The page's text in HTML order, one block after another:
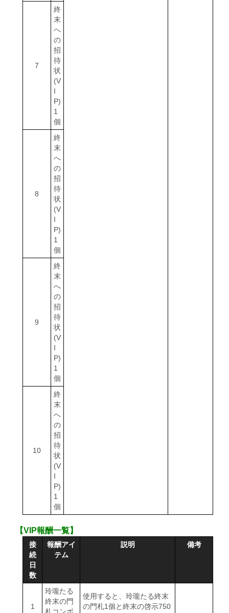
7
終
末
へ
の
招
待
状
(V
I
P)
1
個
8
終
末
へ
の
招
待
状
(V
I
P)
1
個
9
終
末
へ
の
招
待
状
(V
I
P)
1
個
10
終
末
へ
の
招
待
状
(V
I
P)
1
個
【VIP報酬一覧】
接
続
日
数
報酬アイ
テム
説明 備考
1
玲瓏たる
終末の門
使用すると、玲瓏たる終末
の門札1個と終末の啓示750